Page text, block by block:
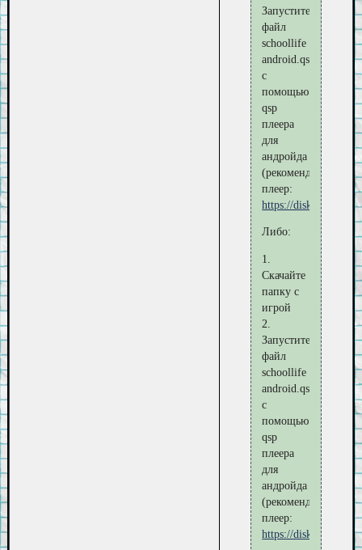
Запустите
файл
schoollife
android.qsp
с
помощью
qsp
плеера
для
андройда
(рекомендуемый
плеер:
https://
Либо:
1.
Скачайте
папку с
игрой
2.
Запустите
файл
schoollife
android.qsp
с
помощью
qsp
плеера
для
андройда
(рекомендуемый
плеер:
https://